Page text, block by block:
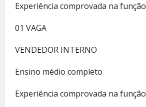
Experiência comprovada na função
01 VAGA
VENDEDOR INTERNO
Ensino médio completo
Experiência comprovada na função